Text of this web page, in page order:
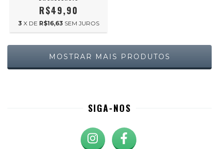
R$49,90
3 X DE R$16,63 SEM JUROS
MOSTRAR MAIS PRODUTOS
SIGA-NOS